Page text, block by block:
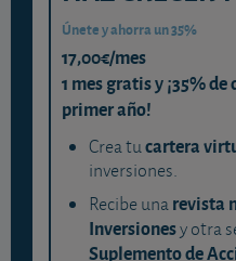
Únete y ahorra un 35%
17,00€/mes
1 mes gratis y ¡35%
primer año!
Crea tucartera
inversiones.
Recibe unarevista
Inversionesy otra
Suplemento de